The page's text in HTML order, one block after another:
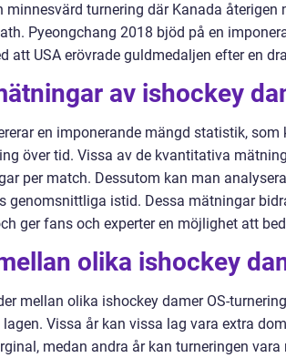
minnesvärd turnering där Kanada återigen
Pyeongchang 2018 bjöd på en
att USA erövrade guldmedaljen efter en
av ishockey
en imponerande mängd statistik,
över tid. Vissa av de kvantitativa
per match. Dessutom kan man
genomsnittliga istid. Dessa mätningar
ger fans och experter en möjlighet att
olika ishockey
mellan olika ishockey damer OS-
Vissa år kan vissa lag vara extra
medan andra år kan turneringen